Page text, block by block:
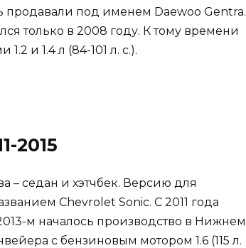
под именем Daewoo Gentra.
только в 2008 году. К тому времени
и 1.4 л (84-101 л. с.).
2015
– седан и хэтчбек. Версию для
Chevrolet Sonic. С 2011 года
м началось производство в Нижнем
с бензиновым мотором 1.6 (115 л.